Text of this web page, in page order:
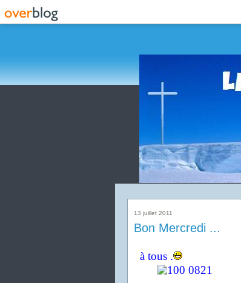
13 juillet 2011
Bon Mercredi ...
à tous .